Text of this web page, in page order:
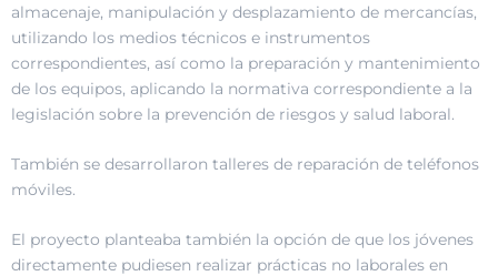
almacenaje, manipulación y desplazamiento de mercancías,
utilizando los medios técnicos e instrumentos
correspondientes, así como la preparación y mantenimiento
de los equipos, aplicando la normativa correspondiente a la
legislación sobre la prevención de riesgos y salud laboral.
También se desarrollaron talleres de reparación de teléfonos
móviles.
El proyecto planteaba también la opción de que los jóvenes
directamente pudiesen realizar prácticas no laborales en